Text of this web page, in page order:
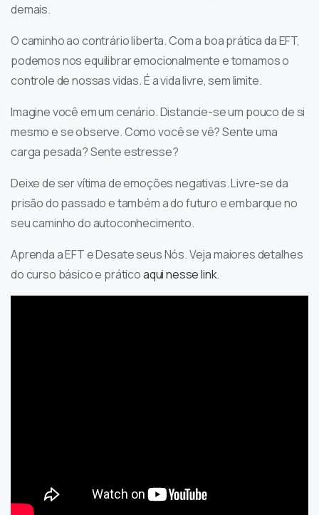
demais.
O caminho ao contrário liberta. Com a boa prática da EFT,
podemos nos equilibrar emocionalmente e tomamos o
controle de nossas vidas. É a vida livre, sem limite.
Imagine você em um cenário. Distancie-se um pouco de si
mesmo e se observe. Como você se vê? Sente uma
carga pesada? Sente estresse?
Deixe de ser vítima de emoções negativas. Livre-se da
prisão do passado e também a do futuro e embarque no
seu caminho do autoconhecimento.
Aprenda a EFT e Desate seus Nós. Veja maiores detalhes
do curso básico e práticoaqui nesse link.